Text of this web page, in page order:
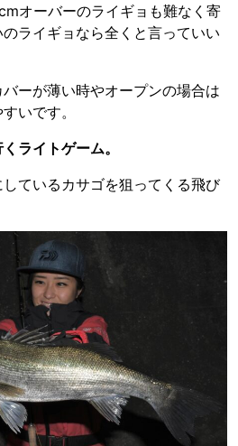
オーバーのライギョも難なく寄
ライギョなら全くと言っていい
ーが薄い時やオープンの場合は
いです。
ライトゲーム。
ているカサゴを狙ってくる飛び